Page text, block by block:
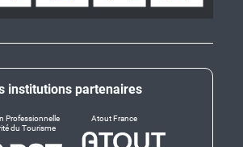
institutions partenaires
Professionnelle
du Tourisme
Atout France